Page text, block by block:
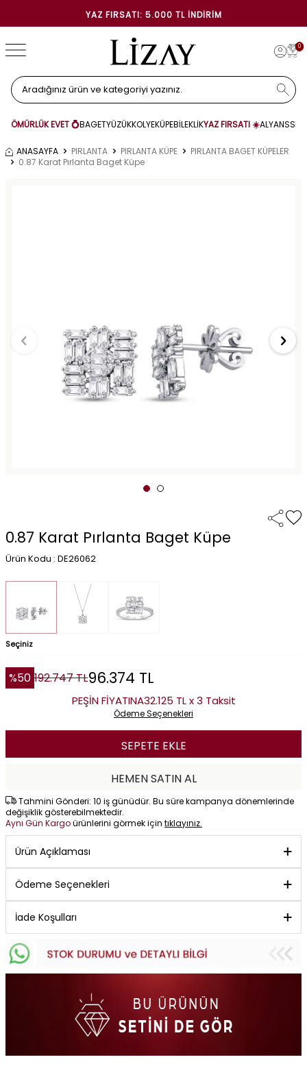
YAZ FIRSATI: 5.000 TL İNDIRIM
0
ÖMÜRLÜK EVET 💍BAGETYÜZÜKKOLYEKÜPEBİLEKLİKYAZ FIRSATI ☀️ALYANS
ANASAYFA PIRLANTA PIRLANTA KÜPE
PIRLANTA BAGET KÜPELER
0.87 Karat Pırlanta Baget Küpe
0.87 Karat Pırlanta Baget Küpe
Ürün Kodu : DE26062
Seçiniz
%50 192.747TL96.374 TL
PEŞİN FİYATINA32.125 TL x 3 Taksit
Ödeme Seçenekleri
SEPETE EKLE
HEMEN SATIN AL
Tahmini Gönderi: 10 iş günüdür. Bu süre kampanya dönemlerinde
değişiklik gösterebilmektedir.
Aynı Gün Kargoürünlerini görmek için tıklayınız.
Ürün Açıklaması
Ödeme Seçenekleri
İade Koşulları